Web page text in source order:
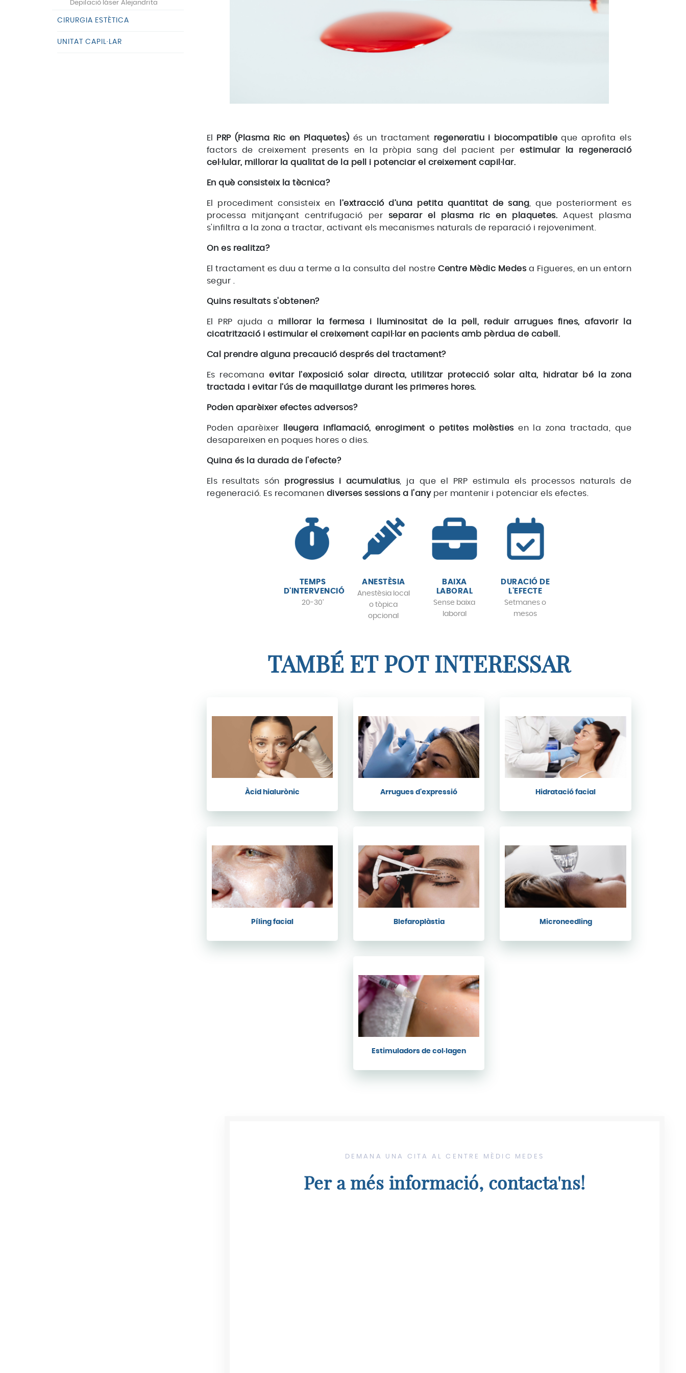
El PRP (Plasma Ric en Plaquetes) és un tractament regeneratiu i biocompatible que aprofita els
factors de creixement presents en la pròpia sang del pacient perestimular la regeneració
cel·lular, millorar la qualitat de la pell i potenciar el creixement capil·lar.
En què consisteix la tècnica?
El procediment consisteix en l’extracció d’una petita quantitat de sang, que posteriorment es
processa mitjançant centrifugació per separar el plasma ric en plaquetes. Aquest plasma
s'infiltra a la zona a tractar, activant els mecanismes naturals de reparació i rejoveniment.
On es realitza?
El tractament es duu a terme a la consulta del nostreCentre Mèdic Medes a Figueres, en un entorn
segur .
Quins resultats s'obtenen?
El PRP ajuda a millorar la fermesa i lluminositat de la pell, reduir arrugues fines, afavorir la
cicatrització i estimular el creixement capil·lar en pacients amb pèrdua de cabell.
Cal prendre alguna precaució després del tractament?
Es recomanaevitar l’exposició solar directa, utilitzar protecció solar alta, hidratar bé la zona
tractada i evitar l’ús de maquillatge durant les primeres hores.
Poden aparèixer efectes adversos?
Poden aparèixer lleugera inflamació, enrogiment o petites molèstiesen la zona tractada, que
desapareixen en poques hores o dies.
Quina és la durada de l'efecte?
Els resultats són progressius i acumulatius, ja que el PRP estimula els processos naturals de
regeneració. Es recomanen diverses sessions a l'any per mantenir i potenciar els efectes.
TEMPS
D'INTERVENCIÓ
20-30'
ANESTÈSIA
Anestèsia local
o tòpica
opcional
BAIXA
LABORAL
Sense baixa
laboral
DURACIÓ DE
L'EFECTE
Setmanes o
mesos
TAMBÉ ET POT INTERESSAR
Àcid hialurònic Arrugues d'expressió Hidratació facial
Píling facial Blefaroplàstia Microneedling
Estimuladors de col·lagen
DEMANA UNA CITA AL CENTRE MÈDIC MEDES
Per a més informació, contacta'ns!
Depilació làser Alejandrita
CIRURGIA ESTÈTICA
UNITAT CAPIL·LAR